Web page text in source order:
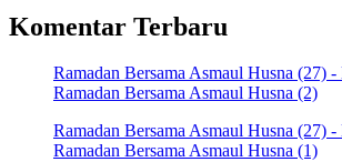
Komentar Terbaru
Ramadan Bersama Asmaul Husna (27)
Ramadan Bersama Asmaul Husna (2)
Ramadan Bersama Asmaul Husna (27)
Ramadan Bersama Asmaul Husna (1)